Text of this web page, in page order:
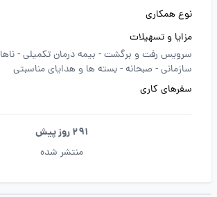
نوع همکاری
مزایا و تسهیلات
سرویس رفت و برگشت - بیمه درمان تکمیلی -
سازمانی - صبحانه -بسته ها و هدایای مناسبتی
سفرهای کاری
291 روز پیش
منتشر شده